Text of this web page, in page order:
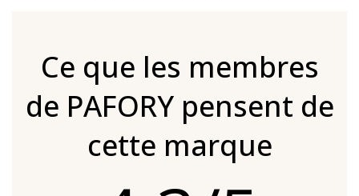
Ce que les membres
de PAFORY pensent de
cette marque